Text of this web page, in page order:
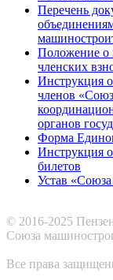
Перечень
Положение о
членских
Инструкция о
членов
органов
Форма
Инструкция
билетов
Устав
© 2016-2025
Cоюза
Все права